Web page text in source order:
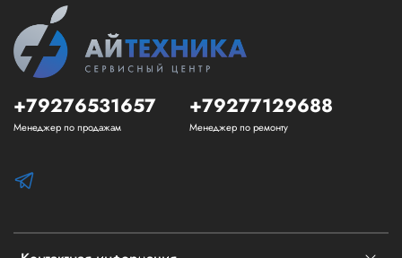
+79276531657
Менеджер по продажам
+79277129688
Менеджер по ремонту